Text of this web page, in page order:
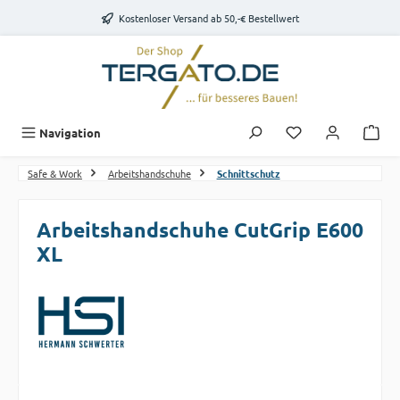
Zum Hauptinhalt springenKostenloser Versand ab 50,-€ Bestellwert
Navigation Du hast 0
Safe & Work Arbeitshandschuhe Schnittschutz
Arbeitshandschuhe CutGrip E600
XL